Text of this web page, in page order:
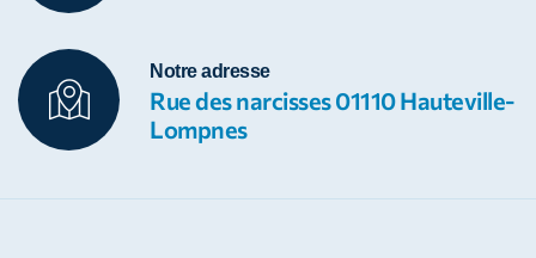
Notre adresse
Rue des narcisses 01110 Hauteville-
Lompnes